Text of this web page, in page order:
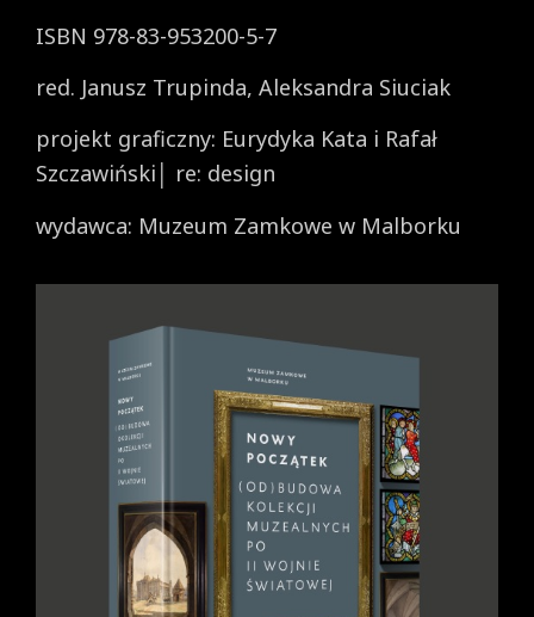
ISBN 978-83-953200-5-7
red. Janusz Trupinda, Aleksandra Siuciak
projekt graficzny: Eurydyka Kata i Rafał
Szczawiński│ re: design
wydawca: Muzeum Zamkowe w Malborku